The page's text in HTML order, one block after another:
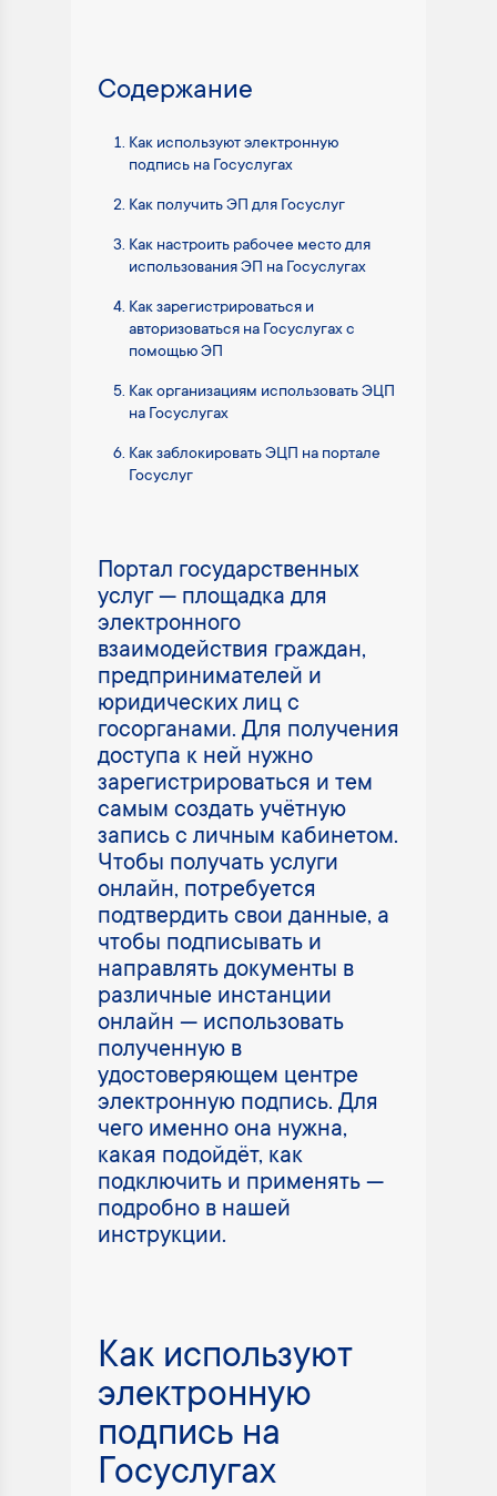
Содержание
Как используют электронную
подпись на Госуслугах
Как получить ЭП для Госуслуг
Как настроить рабочее место для
использования ЭП на Госуслугах
Как зарегистрироваться и
авторизоваться на Госуслугах с
помощью ЭП
Как организациям использовать ЭЦП
на Госуслугах
Как заблокировать ЭЦП на портале
Госуслуг
Портал государственных
услуг — площадка для
электронного
взаимодействия граждан,
предпринимателей и
юридических лиц с
госорганами. Для получения
доступа к ней нужно
зарегистрироваться и тем
самым создать учётную
запись с личным кабинетом.
Чтобы получать услуги
онлайн, потребуется
подтвердить свои данные, а
чтобы подписывать и
направлять документы в
различные инстанции
онлайн — использовать
полученную в
удостоверяющем центре
электронную подпись. Для
чего именно она нужна,
какая подойдёт, как
подключить и применять —
подробно в нашей
инструкции.
Как используют
электронную
подпись на
Госуслугах